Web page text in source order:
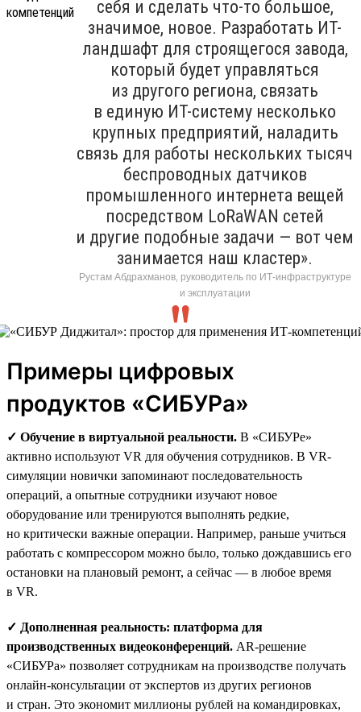
себя и сделать что-то большое,
значимое, новое. Разработать ИТ-
ландшафт для строящегося завода,
который будет управляться
из другого региона, связать
в единую ИТ-систему несколько
крупных предприятий, наладить
связь для работы нескольких тысяч
беспроводных датчиков
промышленного интернета вещей
посредством LoRaWAN сетей
и другие подобные задачи — вот чем
занимается наш кластер».
Рустам Абдрахманов, руководитель по ИТ-инфраструктуре
и эксплуатации
Примеры цифровых
продуктов «СИБУРа»
✓ Обучение в виртуальной реальности. В «СИБУРе»
активно используют VR для обучения сотрудников. В VR-
симуляции новички запоминают последовательность
операций, а опытные сотрудники изучают новое
оборудование или тренируются выполнять редкие,
но критически важные операции. Например, раньше учиться
работать с компрессором можно было, только дождавшись его
остановки на плановый ремонт, а сейчас — в любое время
в VR.
✓ Дополненная реальность: платформа для
производственных видеоконференций. AR-решение
«СИБУРа» позволяет сотрудникам на производстве получать
онлайн-консультации от экспертов из других регионов
и стран. Это экономит миллионы рублей на командировках,